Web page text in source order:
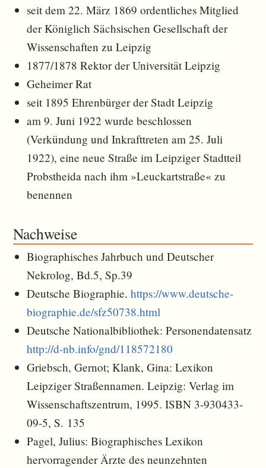
seit dem 22. März 1869 ordentliches Mitglied
der Königlich Sächsischen Gesellschaft der
Wissenschaften zu Leipzig
1877/1878 Rektor der Universität Leipzig
Geheimer Rat
seit 1895 Ehrenbürger der Stadt Leipzig
am 9. Juni 1922 wurde beschlossen
(Verkündung und Inkrafttreten am 25. Juli
1922), eine neue Straße im Leipziger Stadtteil
Probstheida nach ihm »Leuckartstraße« zu
benennen
Nachweise
Biographisches Jahrbuch und Deutscher
Nekrolog, Bd.5, Sp.39
Deutsche Biographie.https://www.deutsche-
biographie.de/sfz50738.html
Deutsche Nationalbibliothek: Personendatensatz
http://d-nb.info/gnd/118572180
Griebsch, Gernot; Klank, Gina: Lexikon
Leipziger Straßennamen. Leipzig: Verlag im
Wissenschaftszentrum, 1995. ISBN 3-930433-
09-5, S. 135
Pagel, Julius: Biographisches Lexikon
hervorragender Ärzte des neunzehnten